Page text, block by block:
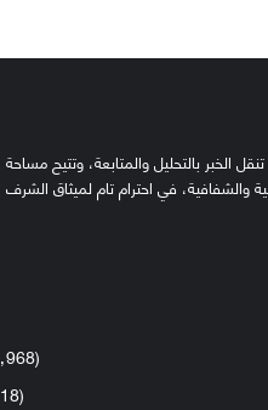
الخبر بالتحليل والمتابعة، وتتيح مساحة
والشفافية، في احترام تام لميثاق الشرف
(2٬968)
(318)